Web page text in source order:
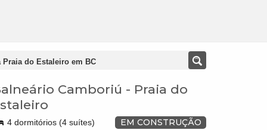
do Estaleiro em BC
Camboriú - Praia do
EM CONSTRUÇÃO
4 dormitórios (4 suítes)